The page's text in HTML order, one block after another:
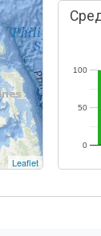
Leaflet
0
50
100